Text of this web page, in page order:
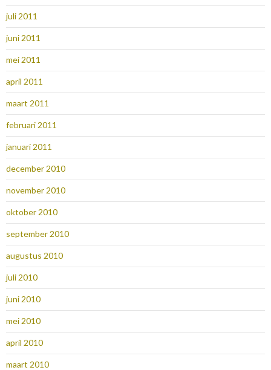
juli 2011
juni 2011
mei 2011
april 2011
maart 2011
februari 2011
januari 2011
december 2010
november 2010
oktober 2010
september 2010
augustus 2010
juli 2010
juni 2010
mei 2010
april 2010
maart 2010